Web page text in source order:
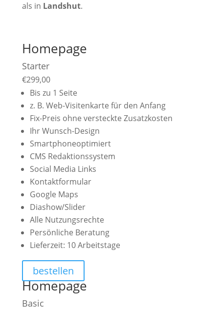
als in Landshut.
Homepage
Starter
€299,00
Bis zu 1 Seite
z. B. Web-Visitenkarte für den Anfang
Fix-Preis ohne versteckte Zusatzkosten
Ihr Wunsch-Design
Smartphoneoptimiert
CMS Redaktionssystem
Social Media Links
Kontaktformular
Google Maps
Diashow/Slider
Alle Nutzungsrechte
Persönliche Beratung
Lieferzeit: 10 Arbeitstage
bestellen
Homepage
Basic